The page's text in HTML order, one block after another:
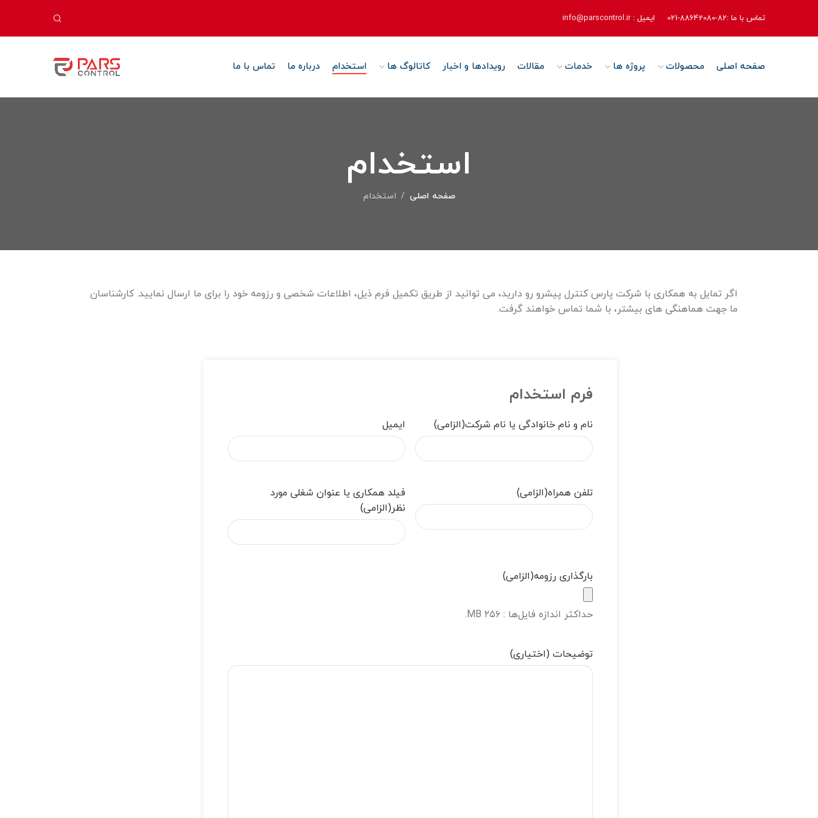
تماس با ما :82-88642080-021 ایمیل : info@parscontrol.ir
صفحه اصلی محصولات پروژه ها خدمات مقالات رویدادها و اخبار کاتالوگ ها استخدام درباره ما تماس با ما
استخدام
صفحه اصلی استخدام
اگر تمایل به همکاری با شرکت پارس کنترل پیشرو رو دارید، می توانید از طریق تکمیل فرم ذیل، اطلاعات شخصی و رزومه خود را برای ما ارسال نمایید. کارشناسان
ما جهت هماهنگی های بیشتر، با شما تماس خواهند گرفت.
فرم استخدام
نام و نام خانوادگی یا نام شرکت(الزامی) ایمیل
تلفن همراه(الزامی)
فیلد همکاری یا عنوان شغلی مورد
نظر(الزامی)
بارگذاری رزومه(الزامی)
حداکثر اندازه فایل‌ها : ۲۵۶ MB.
توضیحات (اختیاری)